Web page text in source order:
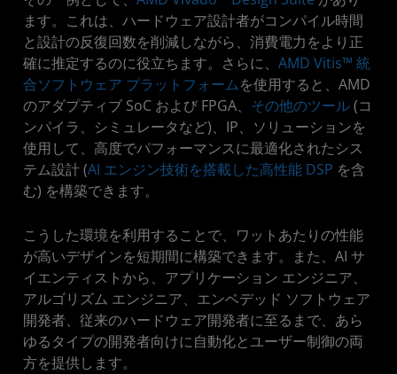
ます。これは、ハードウェア設計者がコンパイル時間
と設計の反復回数を削減しながら、消費電力をより正
確に推定するのに役立ちます。さらに、 AMD Vitis™ 統
合ソフトウェア プラットフォームを使用すると、AMD
のアダプティブ SoC および FPGA、 その他のツール(コ
ンパイラ、シミュレータなど)、IP、ソリューションを
使用して、高度でパフォーマンスに最適化されたシス
テム設計 (AI エンジン技術を搭載した高性能 DSP を含
む) を構築できます。
こうした環境を利用することで、ワットあたりの性能
が高いデザインを短期間に構築できます。また、AI サ
イエンティストから、アプリケーション エンジニア、
アルゴリズム エンジニア、エンベデッド ソフトウェア
開発者、従来のハードウェア開発者に至るまで、あら
ゆるタイプの開発者向けに自動化とユーザー制御の両
方を提供します。